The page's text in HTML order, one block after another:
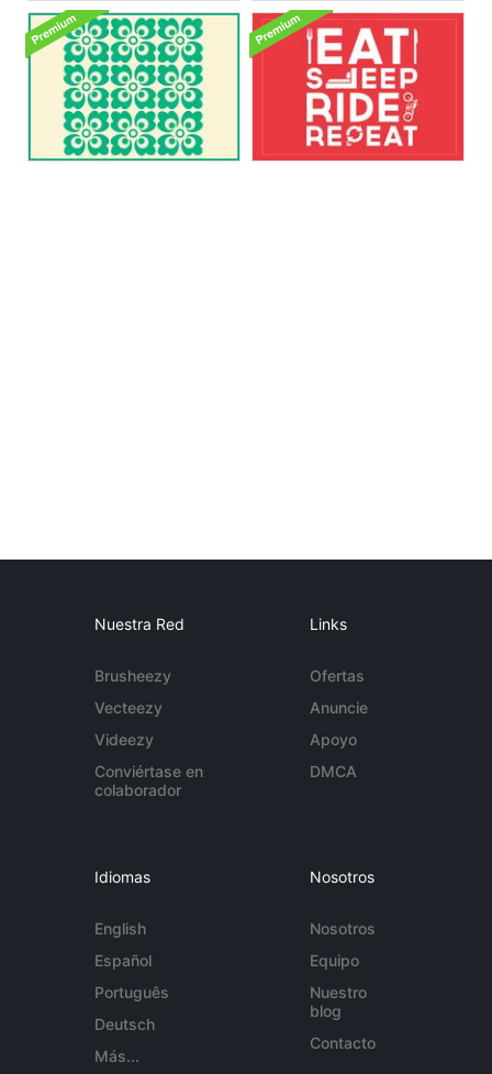
Nuestra Red
Brusheezy
Vecteezy
Videezy
Conviértase en
colaborador
Links
Ofertas
Anuncie
Apoyo
DMCA
Idiomas
English
Español
Português
Deutsch
Más...
Nosotros
Nosotros
Equipo
Nuestro
blog
Contacto